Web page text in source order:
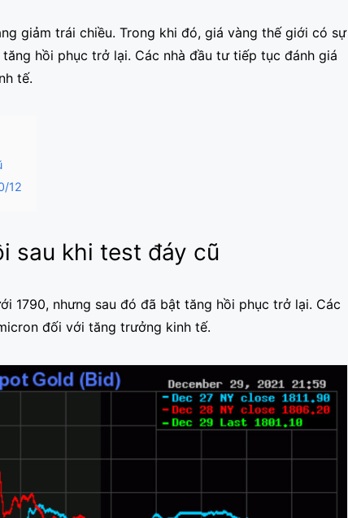
giảm trái chiều. Trong khi đó, giá vàng thế giới có sự
hồi phục trở lại. Các nhà đầu tư tiếp tục đánh giá
tế.
12
sau khi test đáy cũ
1790, nhưng sau đó đã bật tăng hồi phục trở lại. Các
đối với tăng trưởng kinh tế.